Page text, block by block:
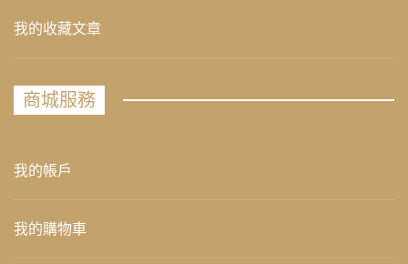
我的收藏文章
商城服務
我的帳戶
我的購物車